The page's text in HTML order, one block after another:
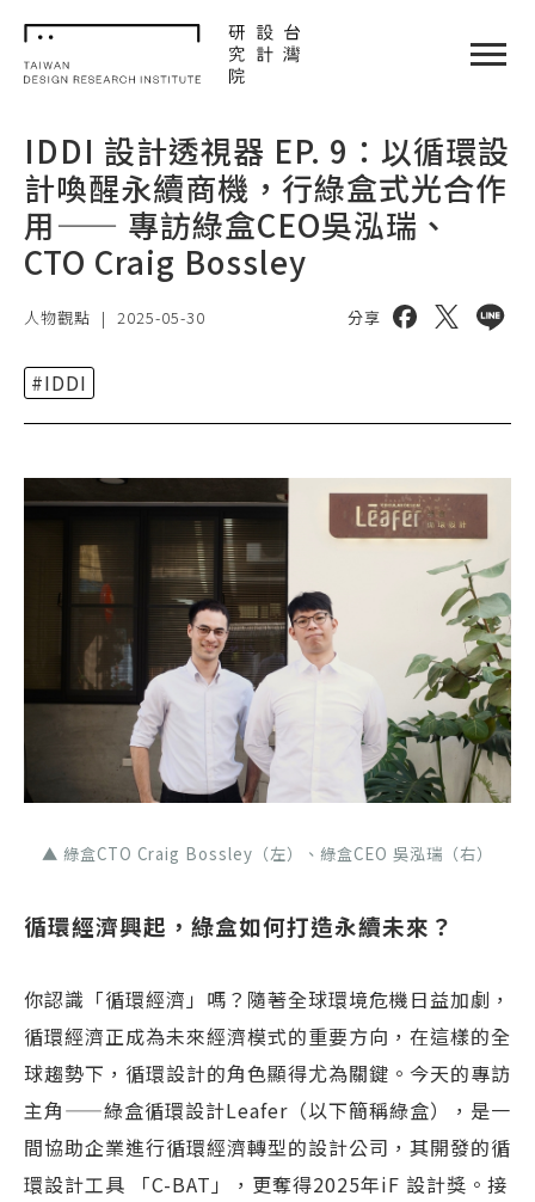
TDRI
單
IDDI 設計透視器 EP. 9：以循環設
計喚醒永續商機，行綠盒式光合作
用—— 專訪綠盒CEO吳泓瑞、
CTO Craig Bossley
人物觀點 | 2025-05-30 分享 分享到分享到
分享
#IDDI
▲ 綠盒CTO Craig Bossley（左）、綠盒CEO 吳泓瑞（右）
循環經濟興起，綠盒如何打造永續未來？
你認識「循環經濟」嗎？隨著全球環境危機日益加劇，
循環經濟正成為未來經濟模式的重要方向，在這樣的全
球趨勢下，循環設計的角色顯得尤為關鍵。今天的專訪
主角——綠盒循環設計Leafer（以下簡稱綠盒），是一
間協助企業進行循環經濟轉型的設計公司，其開發的循
環設計工具 「C-BAT」，更奪得2025年iF 設計獎。接